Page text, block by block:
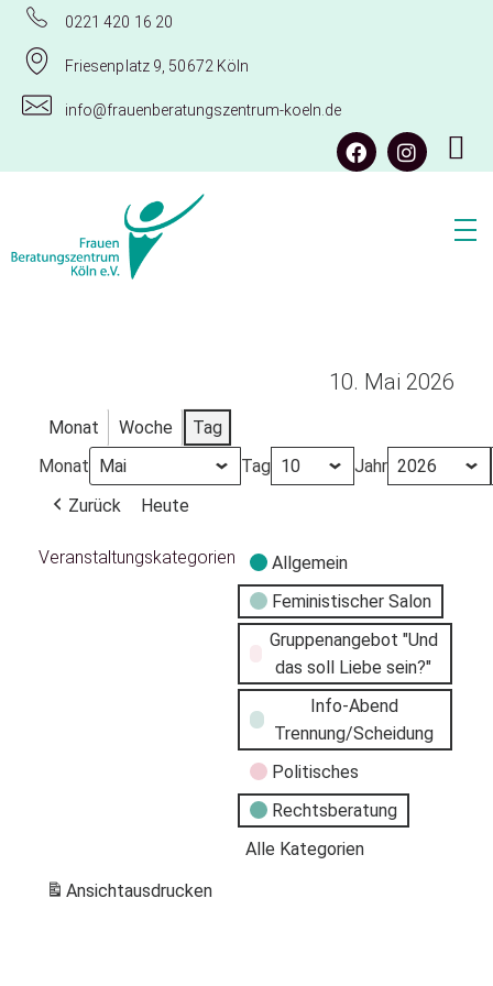
0221 420 16 20
Friesenplatz 9, 50672 Köln
info@frauenberatungszentrum-koeln.de
10. Mai 2026
Monat Woche
Tag
Monat
Tag
Jahr
Zurück
Heute
Veranstaltungskategorien
Allgemein
Feministischer Salon
Gruppenangebot "Und
das soll Liebe sein?"
Info-Abend
Trennung/Scheidung
Politisches
Rechtsberatung
Alle Kategorien
Ansichtausdrucken